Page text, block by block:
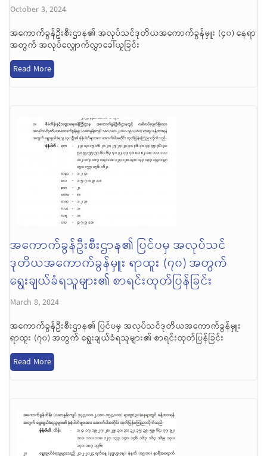
October 3, 2024
အကောက်ခွန်ဦးစီးဌာန၏ အလုပ်သင်ဒုတိယအကောက်ခွန်မှူး (၄၀) နေရာ
အတွက် အလုပ်လျှောက်လွှာခေါ်ယူခြင်း
Read More
အကောက်ခွန်ဦးစီးဌာန၏ ပြင်ပမှ အလုပ်သင်
ဒုတိယအကောက်ခွန်မှူး ရာထူး (၇၀) အတွက်
ရွေးချယ်ခံရသူများ၏ စာရင်းထုတ်ပြန်ခြင်း
March 8, 2024
အကောက်ခွန်ဦးစီးဌာန၏ ပြင်ပမှ အလုပ်သင်ဒုတိယအကောက်ခွန်မှူး
ရာထူး (၇၀) အတွက် ရွေးချယ်ခံရသူများ၏ စာရင်းထုတ်ပြန်ခြင်း
Read More